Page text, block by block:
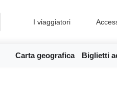
I viaggiatori
Carta geografica Biglietti